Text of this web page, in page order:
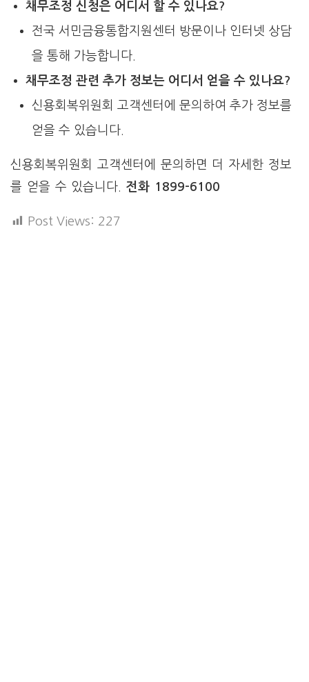
채무조정 신청은 어디서 할 수 있나요?
전국 서민금융통합지원센터 방문이나 인터넷 상담
을 통해 가능합니다.
채무조정 관련 추가 정보는 어디서 얻을 수 있나요?
신용회복위원회 고객센터에 문의하여 추가 정보를
얻을 수 있습니다.
신용회복위원회 고객센터에 문의하면 더 자세한 정보
를 얻을 수 있습니다.전화 1899-6100
Post Views: 227